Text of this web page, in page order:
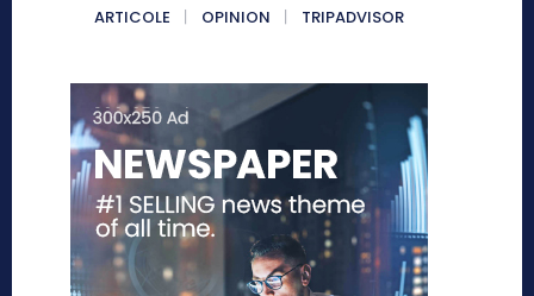
ARTICOLE OPINION TRIPADVISOR